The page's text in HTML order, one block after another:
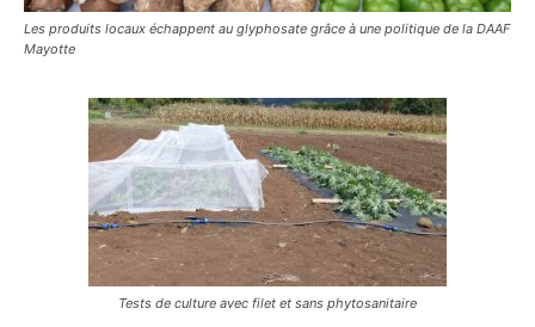
Les produits locaux échappent au glyphosate grâce à une politique de la DAAF
Mayotte
Tests de culture avec filet et sans phytosanitaire